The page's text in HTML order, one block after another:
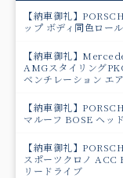
【納車御礼】
ップ ボディ同色ロー
【納車御礼】
AMGスタイリング
ベンチレーション エ
【納車御礼】
マルーフ BOSE ヘッ
【納車御礼】
スポーツクロノ ACC
リードライブ